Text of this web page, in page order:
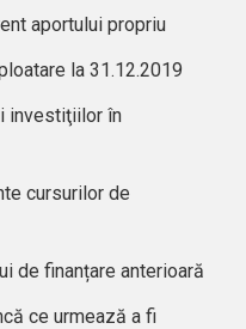
aportului propriu
la 31.12.2019
investiţiilor în
cursurilor de
de finanțare anterioară
ce urmează a fi